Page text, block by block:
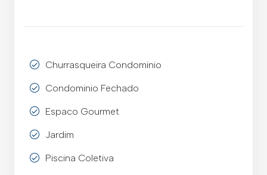
Churrasqueira Condominio
Condominio Fechado
Espaco Gourmet
Jardim
Piscina Coletiva